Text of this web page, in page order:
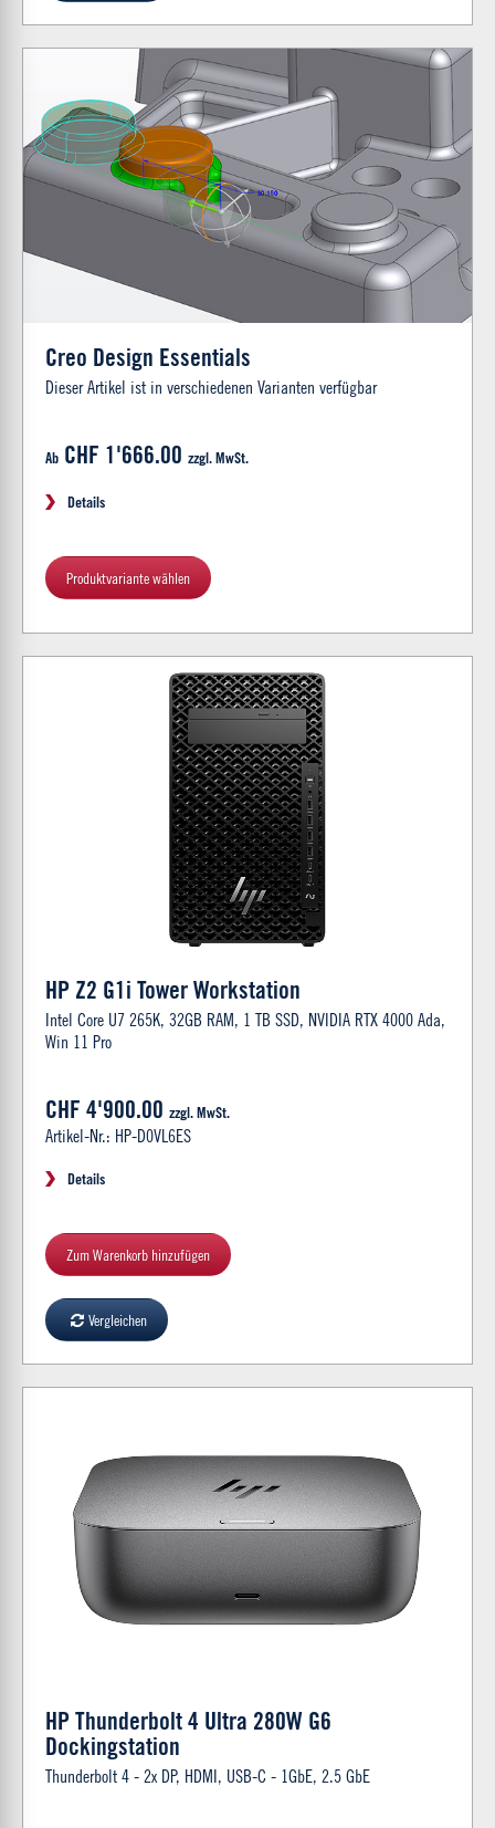
Creo Design Essentials
Dieser Artikel ist in verschiedenen Varianten verfügbar
Ab CHF 1'666.00 zzgl. MwSt.
Details
Produktvariante wählen
HP Z2 G1i Tower Workstation
Intel Core U7 265K, 32GB RAM, 1 TB SSD, NVIDIA RTX 4000 Ada,
Win 11 Pro
CHF 4'900.00 zzgl. MwSt.
Artikel-Nr.: HP-D0VL6ES
Details
Zum Warenkorb hinzufügen
Vergleichen
HP Thunderbolt 4 Ultra 280W G6
Dockingstation
Thunderbolt 4 - 2x DP, HDMI, USB-C - 1GbE, 2.5 GbE